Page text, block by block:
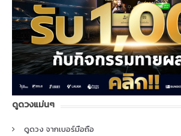
ดูดวงแม่นๆ
ดูดวง จากเบอร์มือถือ